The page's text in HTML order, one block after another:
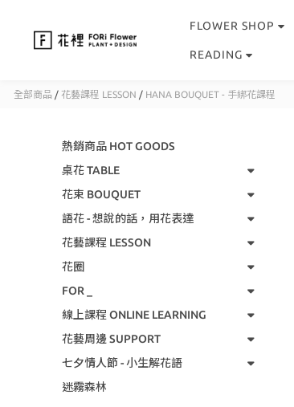
FLOWER SHOP
READING
全部商品 / 花藝課程 LESSON / HANA BOUQUET - 手綁花課程
熱銷商品 HOT GOODS
桌花 TABLE
花束 BOUQUET
語花 - 想說的話，用花表達
花藝課程 LESSON
花圈
FOR _
線上課程 ONLINE LEARNING
花藝周邊 SUPPORT
七夕情人節 - 小生解花語
迷霧森林